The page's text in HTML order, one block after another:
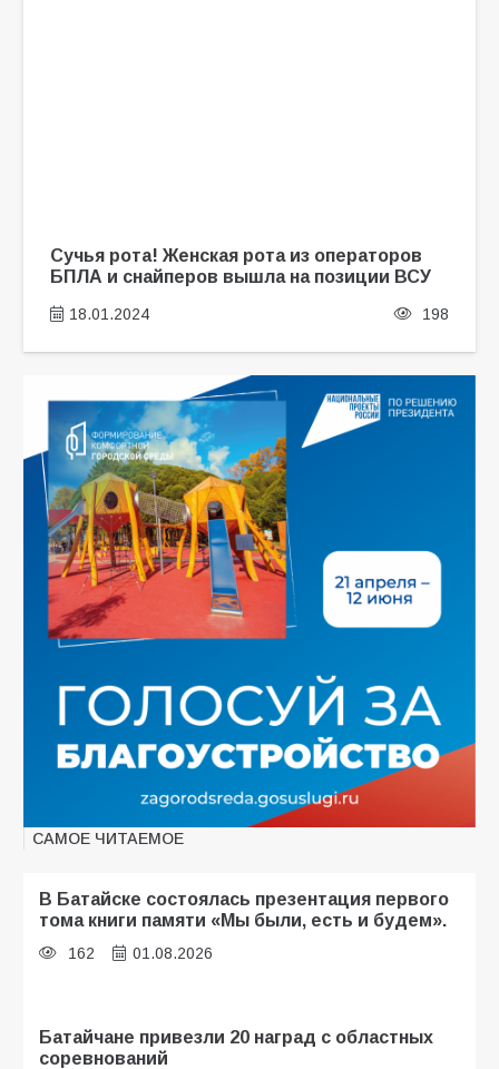
Сучья рота! Женская рота из операторов
БПЛА и снайперов вышла на позиции ВСУ
18.01.2024 198
САМОЕ ЧИТАЕМОЕ
В Батайске состоялась презентация первого
тома книги памяти «Мы были, есть и будем».
162 01.08.2026
Батайчане привезли 20 наград с областных
соревнований